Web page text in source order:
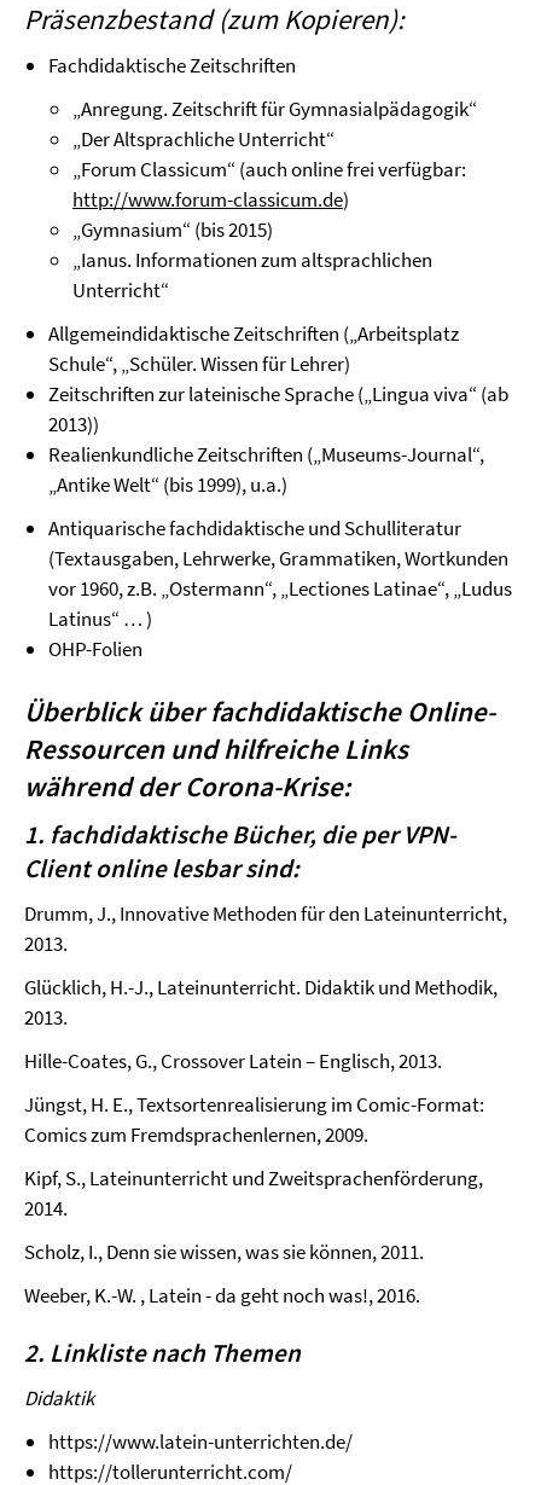
Präsenzbestand (zum Kopieren):
Fachdidaktische Zeitschriften
„Anregung. Zeitschrift für Gymnasialpädagogik“
„Der Altsprachliche Unterricht“
„Forum Classicum“ (auch online frei verfügbar:
http://www.forum-classicum.de)
„Gymnasium“ (bis 2015)
„Ianus. Informationen zum altsprachlichen
Unterricht“
Allgemeindidaktische Zeitschriften („Arbeitsplatz
Schule“, „Schüler. Wissen für Lehrer)
Zeitschriften zur lateinische Sprache („Lingua viva“ (ab
2013))
Realienkundliche Zeitschriften („Museums-Journal“,
„Antike Welt“ (bis 1999), u.a.)
Antiquarische fachdidaktische und Schulliteratur
(Textausgaben, Lehrwerke, Grammatiken, Wortkunden
vor 1960, z.B. „Ostermann“, „Lectiones Latinae“, „Ludus
Latinus“ … )
OHP-Folien
Überblick über fachdidaktische Online-
Ressourcen und hilfreiche Links
während der Corona-Krise:
1. fachdidaktische Bücher, die per VPN-
Client online lesbar sind:
Drumm, J., Innovative Methoden für den Lateinunterricht,
2013.
Glücklich, H.-J., Lateinunterricht. Didaktik und Methodik,
2013.
Hille-Coates, G., Crossover Latein – Englisch, 2013.
Jüngst, H. E., Textsortenrealisierung im Comic-Format:
Comics zum Fremdsprachenlernen, 2009.
Kipf, S., Lateinunterricht und Zweitsprachenförderung,
2014.
Scholz, I., Denn sie wissen, was sie können, 2011.
Weeber, K.-W. , Latein - da geht noch was!, 2016.
2. Linkliste nach Themen
Didaktik
https://www.latein-unterrichten.de/
https://tollerunterricht.com/